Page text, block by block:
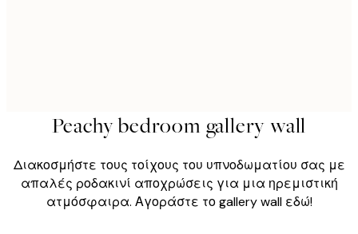
Peachy bedroom gallery wall
Διακοσμήστε τους τοίχους του υπνοδωματίου σας με
απαλές ροδακινί αποχρώσεις για μια ηρεμιστική
ατμόσφαιρα. Αγοράστε το gallery wall εδώ!